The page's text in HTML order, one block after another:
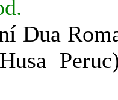
Dua